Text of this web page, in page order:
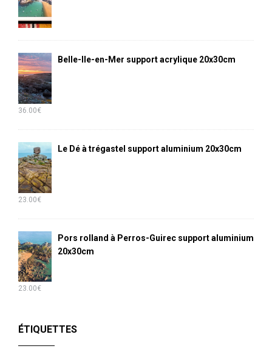
Belle-Ile-en-Mer support acrylique 20x30cm
36.00€
Le Dé à trégastel support aluminium 20x30cm
23.00€
Pors rolland à Perros-Guirec support aluminium
20x30cm
23.00€
ÉTIQUETTES